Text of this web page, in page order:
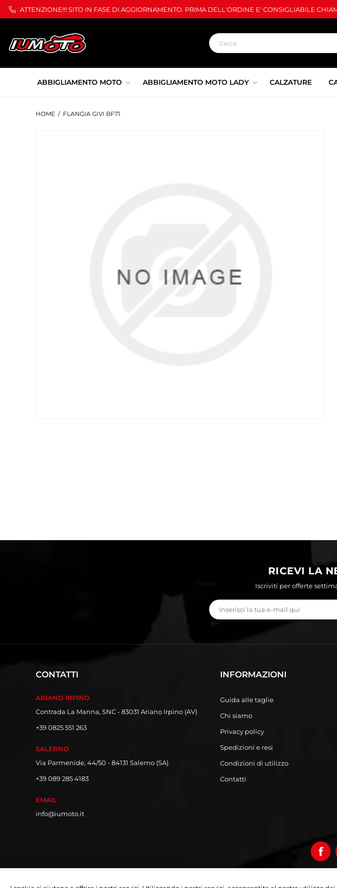
ATTENZIONE!!! SITO IN FASE DI AGGIORNAMENTO. PRIMA DELL'ORDINE E' CONSIGLIABILE
ABBIGLIAMENTO MOTO ABBIGLIAMENTO MOTO LADY CALZATURE
HOME / FLANGIA GIVI BF71
RICEVI LA
Iscriviti per offerte
CONTATTI
ARIANO IRPINO
Contrada La Manna, SNC - 83031 Ariano Irpino (AV)
+39 0825 551 263
SALERNO
Via Parmenide, 44/50 - 84131 Salerno (SA)
+39 089 285 4183
EMAIL
info@iumoto.it
INFORMAZIONI
Guida alle taglie
Chi siamo
Privacy policy
Spedizioni e resi
Condizioni di utilizzo
Contatti